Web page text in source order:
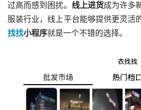
过高而感到困扰。 线上进货成为许多
服装行业，线上平台能够提供更灵活
找找小程序就是一个不错的选择。